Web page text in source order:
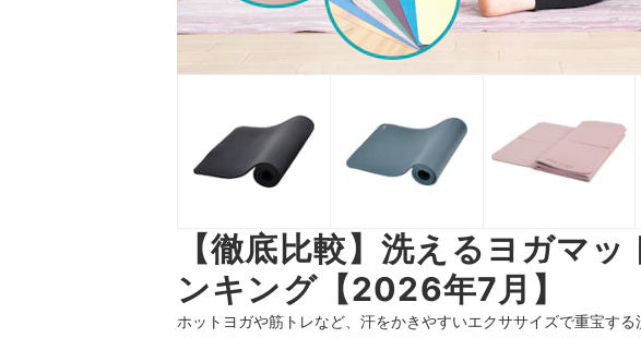
【徹底比較】洗えるヨガマ
ンキング【2026年7月】
ホットヨガや筋トレなど、汗をかきやすいエクササイズで重宝する